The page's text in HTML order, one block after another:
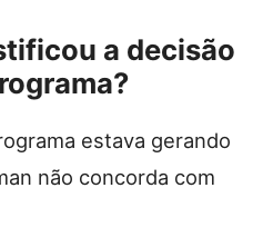
a decisão
estava gerando
não concorda com